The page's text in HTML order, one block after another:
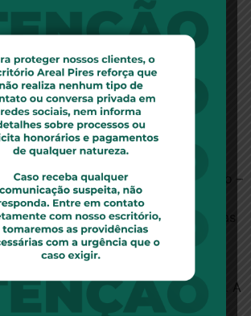
eventuais decisões de assembleia
vez que o direito à propriedade da
não é irrestrito.
Orientado
Asfora e Regina da Silva,
da Areal Pires Advogados:
o litígio assentado entre a
imóvel – autora – e seu condomínio –
vez à discussão a proibição de
de imóveis por meio de plataformas
o Airbnb.
sido proibida de locar o seu
por período inferior a 90 dias. A
foi de que aluguéis por